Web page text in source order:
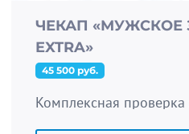
ЧЕКАП «МУЖСКОЕ
EXTRA»
45 500 руб.